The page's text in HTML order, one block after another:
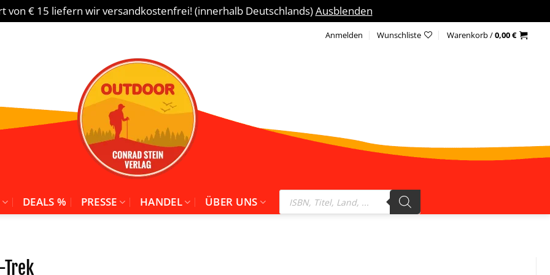
von € 15 liefern wir versandkostenfrei! (innerhalb Deutschlands)Ausblenden
Anmelden Wunschliste Warenkorb /0,00€
DEALS % PRESSE HANDEL ÜBER UNS
Products
search